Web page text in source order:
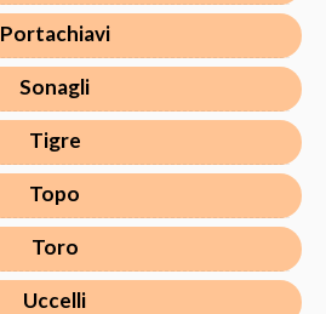
Portachiavi
Sonagli
Tigre
Topo
Toro
Uccelli